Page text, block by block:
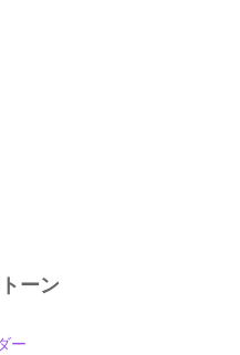
ーン
ー